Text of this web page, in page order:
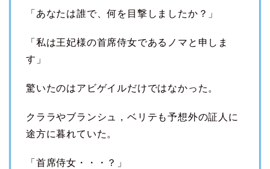
「あなたは誰で、何を目撃しましたか？」
「私は王妃様の首席侍女であるノマと申しま
す」
驚いたのはアビゲイルだけではなかった。
クララやブランシュ，ベリテも予想外の証人に
途方に暮れていた。
「首席侍女・・・？」